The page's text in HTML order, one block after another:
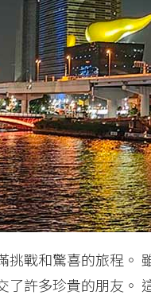
挑戰和驚喜的旅程。
了許多珍貴的朋友。